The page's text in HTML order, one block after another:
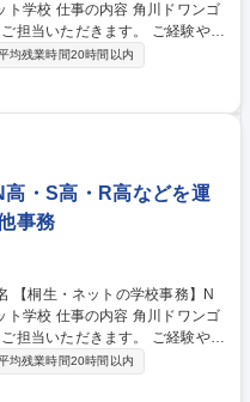
川ドワンゴ
担当いただきます。 ご経験やス
。 ■具体的には下記
続き ・データ管理・分析 ・コ
運用設計（事務フローの構築、
定等） ・経理事務 ・その他、
均残業時間20時間以内
高・S高・R高などを運
事務
川ドワンゴ
担当いただきます。 ご経験やス
。 ■具体的には下記
続き ・データ管理・分析 ・コ
均残業時間20時間以内